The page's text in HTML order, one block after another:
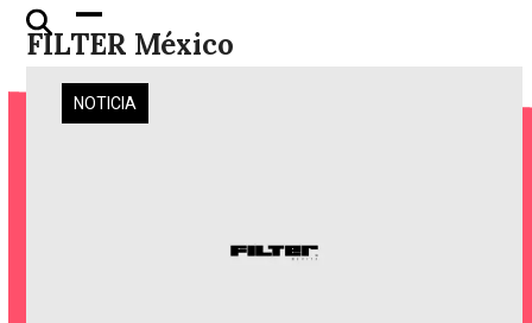
Skip
FILTER México
Open
mobile
menu
Close
mobile
menu
NOTICIA